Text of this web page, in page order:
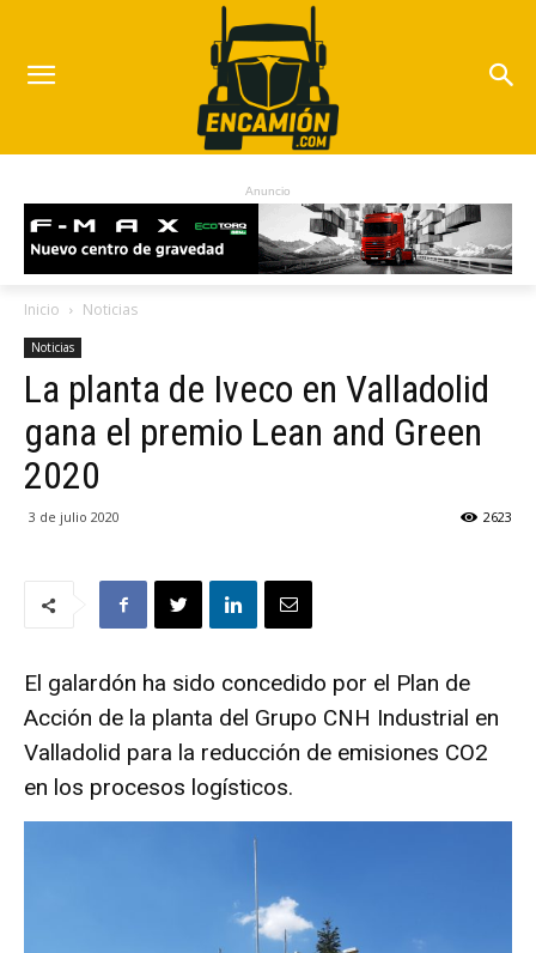
Anuncio
Inicio Noticias
Noticias
La planta de Iveco en Valladolid
gana el premio Lean and Green
2020
3 de julio 2020 2623
El galardón ha sido concedido por el Plan de
Acción de la planta del Grupo CNH Industrial en
Valladolid para la reducción de emisiones CO2
en los procesos logísticos.